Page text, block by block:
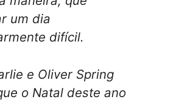
um dia
difícil.
e Oliver Spring
o Natal deste ano